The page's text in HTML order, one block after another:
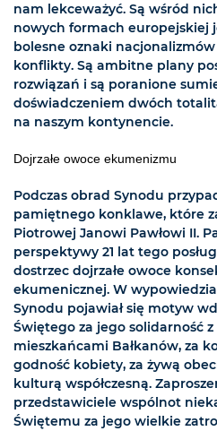
nam lekceważyć. Są wśród
nowych formach europejskiej
bolesne oznaki
konflikty. Są ambitne plany
rozwiązań i są poranione
doświadczeniem dwóch
na naszym kontynencie.
Dojrzałe owoce ekumenizmu
Podczas obrad Synodu
pamiętnego konklawe, które
Piotrowej Janowi Pawłowi II.
perspektywy 21 lat tego
dostrzec dojrzałe owoce
ekumenicznej. W
Synodu pojawiał się motyw
Świętego za jego solidarność
mieszkańcami Bałkanów, za
godność kobiety, za żywą
kulturą współczesną.
przedstawiciele wspólnot
Świętemu za jego wielkie